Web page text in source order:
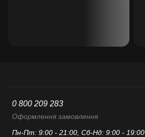
0 800 209 283
Оформлення замовлення
Пн-Пт: 9:00 - 21:00, Сб-Нд: 9:00 - 19:00